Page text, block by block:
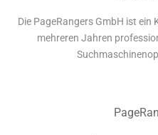
Die PageRangers GmbH ist ein
mehreren Jahren